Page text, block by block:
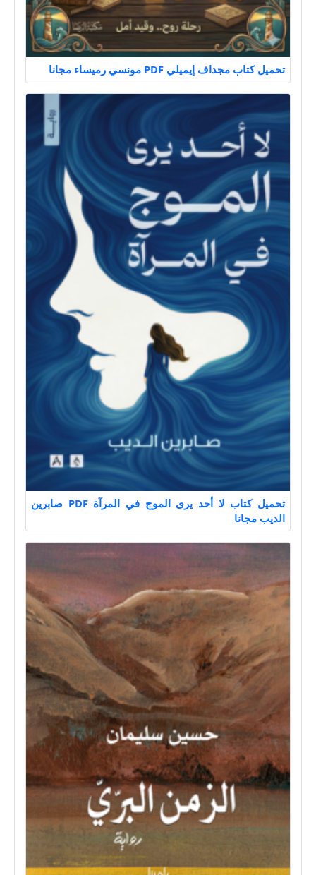
تحميل كتاب مجداف إيميلي PDF مونسي رميساء مجانا
تحميل كتاب لا أحد يرى الموج في المرآة PDF صابرين
الديب مجانا